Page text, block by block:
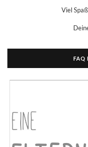
Viel
FAQ